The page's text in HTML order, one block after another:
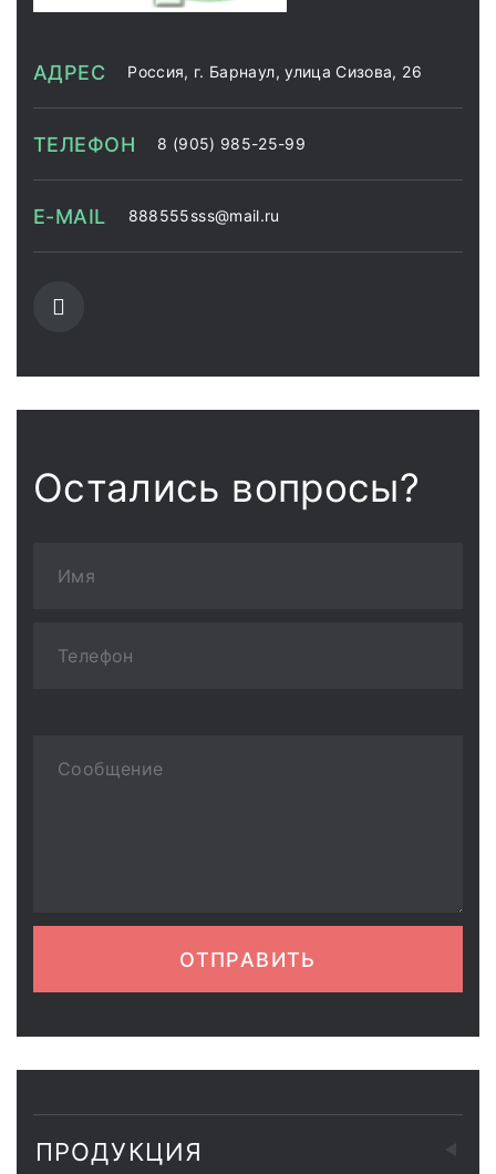
АДРЕС Россия, г. Барнаул, улица Сизова, 26
ТЕЛЕФОН 8 (905) 985-25-99
E-MAIL 888555sss@mail.ru
Остались вопросы?
ОТПРАВИТЬ
ПРОДУКЦИЯ